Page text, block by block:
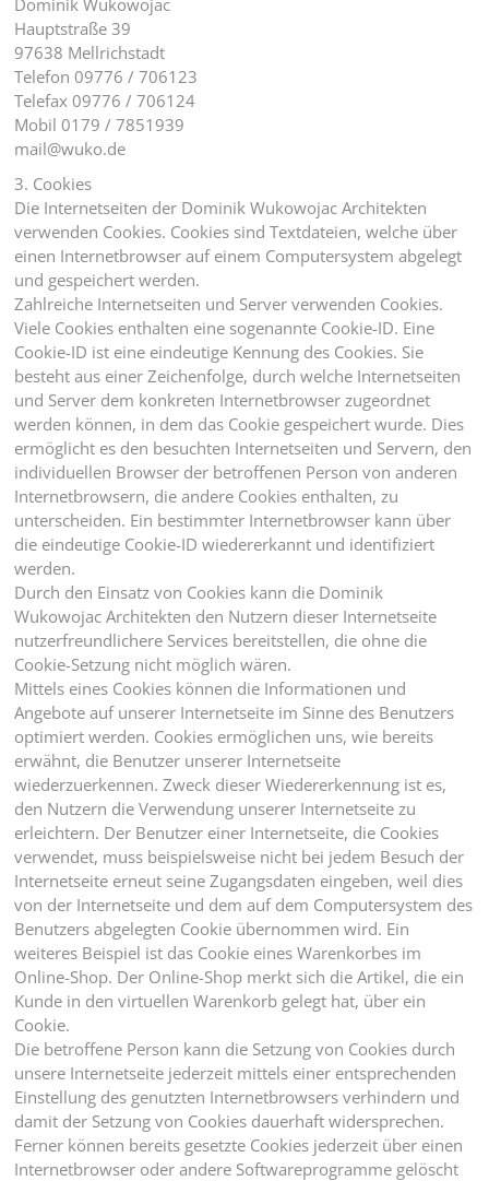
Dominik Wukowojac
Hauptstraße 39
97638 Mellrichstadt
Telefon 09776 / 706123
Telefax 09776 / 706124
Mobil 0179 / 7851939
mail@wuko.de
3. Cookies
Die Internetseiten der Dominik Wukowojac Architekten
verwenden Cookies. Cookies sind Textdateien, welche über
einen Internetbrowser auf einem Computersystem abgelegt
und gespeichert werden.
Zahlreiche Internetseiten und Server verwenden Cookies.
Viele Cookies enthalten eine sogenannte Cookie-ID. Eine
Cookie-ID ist eine eindeutige Kennung des Cookies. Sie
besteht aus einer Zeichenfolge, durch welche Internetseiten
und Server dem konkreten Internetbrowser zugeordnet
werden können, in dem das Cookie gespeichert wurde. Dies
ermöglicht es den besuchten Internetseiten und Servern, den
individuellen Browser der betroffenen Person von anderen
Internetbrowsern, die andere Cookies enthalten, zu
unterscheiden. Ein bestimmter Internetbrowser kann über
die eindeutige Cookie-ID wiedererkannt und identifiziert
werden.
Durch den Einsatz von Cookies kann die Dominik
Wukowojac Architekten den Nutzern dieser Internetseite
nutzerfreundlichere Services bereitstellen, die ohne die
Cookie-Setzung nicht möglich wären.
Mittels eines Cookies können die Informationen und
Angebote auf unserer Internetseite im Sinne des Benutzers
optimiert werden. Cookies ermöglichen uns, wie bereits
erwähnt, die Benutzer unserer Internetseite
wiederzuerkennen. Zweck dieser Wiedererkennung ist es,
den Nutzern die Verwendung unserer Internetseite zu
erleichtern. Der Benutzer einer Internetseite, die Cookies
verwendet, muss beispielsweise nicht bei jedem Besuch der
Internetseite erneut seine Zugangsdaten eingeben, weil dies
von der Internetseite und dem auf dem Computersystem des
Benutzers abgelegten Cookie übernommen wird. Ein
weiteres Beispiel ist das Cookie eines Warenkorbes im
Online-Shop. Der Online-Shop merkt sich die Artikel, die ein
Kunde in den virtuellen Warenkorb gelegt hat, über ein
Cookie.
Die betroffene Person kann die Setzung von Cookies durch
unsere Internetseite jederzeit mittels einer entsprechenden
Einstellung des genutzten Internetbrowsers verhindern und
damit der Setzung von Cookies dauerhaft widersprechen.
Ferner können bereits gesetzte Cookies jederzeit über einen
Internetbrowser oder andere Softwareprogramme gelöscht